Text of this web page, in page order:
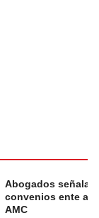
Abogados
convenios ente
AMC